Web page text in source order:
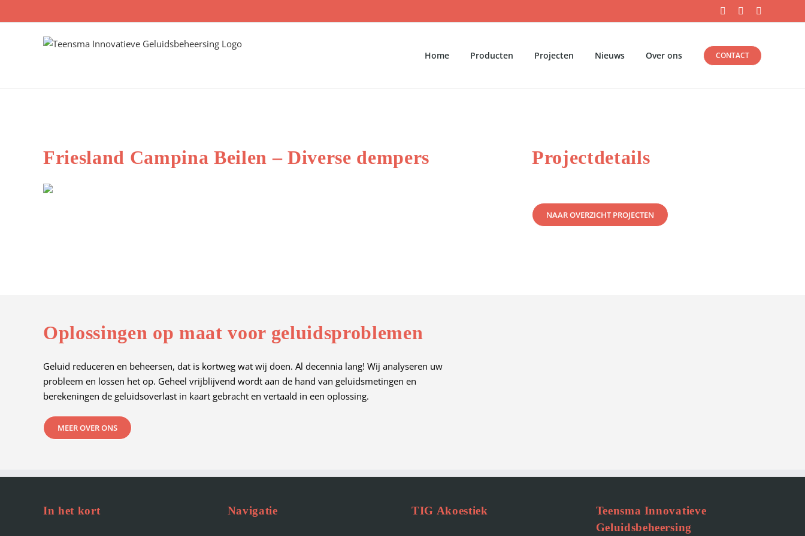
to
mail
YouTube
Home Producten Projecten Nieuws Over ons CONTACT
Friesland Campina Beilen – Diverse dempers Projectdetails
NAAR OVERZICHT PROJECTEN
Oplossingen op maat voor geluidsproblemen
Geluid reduceren en beheersen, dat is kortweg wat wij doen. Al decennia lang! Wij analyseren uw
probleem en lossen het op. Geheel vrijblijvend wordt aan de hand van geluidsmetingen en
berekeningen de geluidsoverlast in kaart gebracht en vertaald in een oplossing.
MEER OVER ONS
In het kort Navigatie TIG Akoestiek
Teensma Innovatieve
Geluidsbeheersing